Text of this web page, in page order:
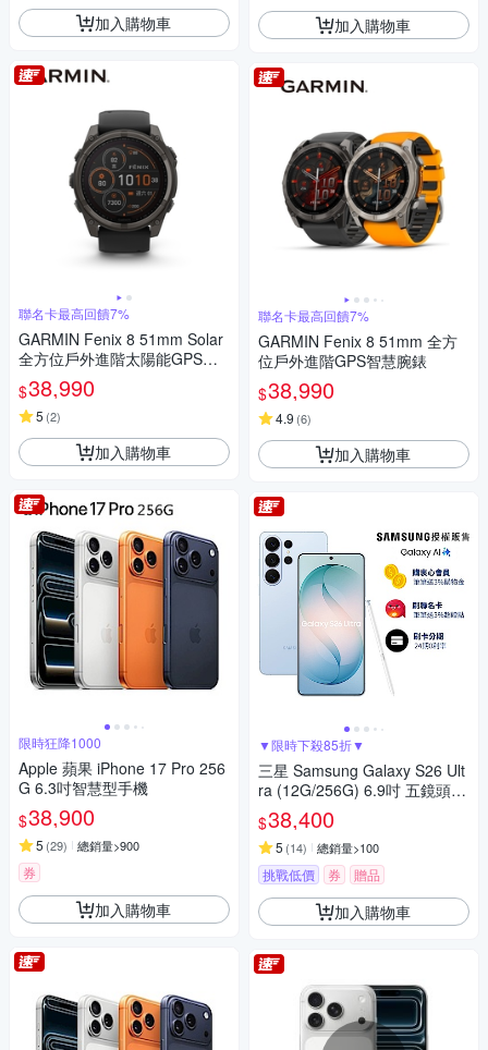
加入購物車
聯名卡最高回饋7%
GARMIN Fenix 8 51mm Solar
全方位戶外進階太陽能GPS智
慧腕錶
$38,990
5 (2)
加入購物車
限時狂降1000
Apple 蘋果 iPhone 17 Pro 256
G 6.3吋智慧型手機
$38,900
5 (29) 總銷量>900
券
加入購物車
加入購物車
聯名卡最高回饋7%
GARMIN Fenix 8 51mm 全方
位戶外進階GPS智慧腕錶
$38,990
4.9 (6)
加入購物車
▼限時下殺85折▼
三星 Samsung Galaxy S26 Ult
ra (12G/256G) 6.9吋 五鏡頭智
慧手機
$38,400
5 (14) 總銷量>100
挑戰低價 券 贈品
加入購物車